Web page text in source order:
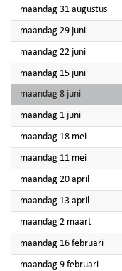
maandag 31 augustus2026
maandag 29 juni2026
maandag 22 juni2026
maandag 15 juni2026
maandag 8 juni2026
maandag 1 juni2026
maandag 18 mei2026
maandag 11 mei2026
maandag 20 april
maandag 13 april
maandag 2 maart2026
maandag 16 februari2026
maandag 9 februari2026